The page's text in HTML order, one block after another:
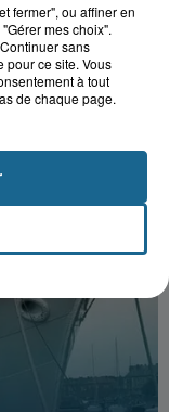
fermer", ou affiner en
mes choix".
sans
pour ce site. Vous
à tout
de chaque page.